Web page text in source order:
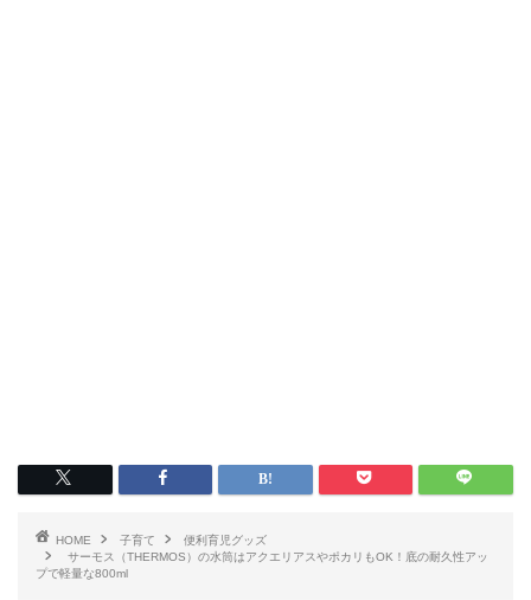
HOME 子育て
便利育児グッズ
サーモス（THERMOS）の水筒はアクエリアスやポカリもOK！底の耐久性アッ
プで軽量な800ml